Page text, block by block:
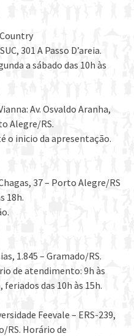
301 A Passo D’areia.
a sábado das 10h às
Av. Osvaldo Aranha,
Alegre/RS.
o inicio da apresentação.
37 – Porto Alegre/RS
18h.
1.845 – Gramado/RS.
de atendimento: 9h às
feriados das 10h às 15h.
Feevale – ERS-239,
RS. Horário de